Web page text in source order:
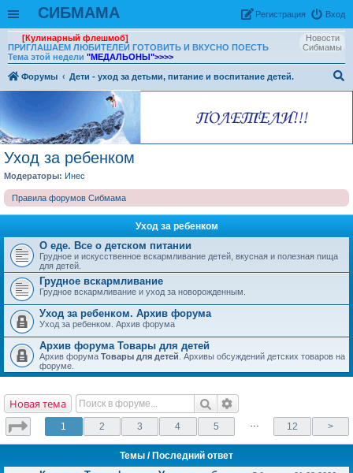
СИБМАМА Вход
Рeгиcтpaция
Новости
Сибмамы
[Кулинарный флешмоб]
ПРИГЛАШАЕМ ЛЮБИТЕЛЕЙ ГОТОВИТЬ И ВКУСНО ПОЕСТЬ
Тема этой недели "МЕДАЛЬОНЫ">>>>
Форумы
Дети - уход за детьми, питание и воспитание детей.
Уход за ребенком
Модераторы: Инес
Правила форумов Сибмама
Уход за ребенком
О еде. Все о детском питании
Грудное и искусственное вскармливание детей, вкусная и полезная пища
для детей.
Грудное вскармливание
Грудное вскармливание и уход за новорожденным.
Уход за ребенком. Архив форума
Уход за ребенком. Архив форума
Архив форума Товары для детей
Архив форума Товары для детей . Архивы обсуждений детских товаров на
форуме.
Новая тема
1 2 3 4 5 … 12 >
Темы / Последний ответ